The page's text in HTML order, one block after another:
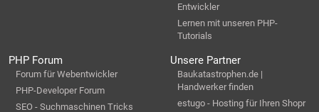
Entwickler
Lernen mit unseren PHP-
Tutorials
PHP Forum
Forum für Webentwickler
PHP-Developer Forum
SEO - Suchmaschinen Tricks
Unsere Partner
Baukatastrophen.de |
Handwerker finden
estugo - Hosting für Ihren Shopr